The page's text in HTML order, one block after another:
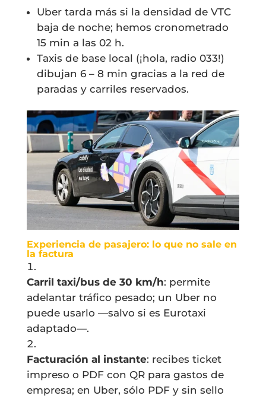
Uber tarda más si la densidad de VTC
baja de noche; hemos cronometrado
15 min a las 02 h.
Taxis de base local (¡hola, radio 033!)
dibujan 6 – 8 min gracias a la red de
paradas y carriles reservados.
Experiencia de pasajero: lo que no sale en
la factura
Carril taxi/bus de 30 km/h: permite
adelantar tráfico pesado; un Uber no
puede usarlo —salvo si es Eurotaxi
adaptado—.
Facturación al instante: recibes ticket
impreso o PDF con QR para gastos de
empresa; en Uber, sólo PDF y sin sello